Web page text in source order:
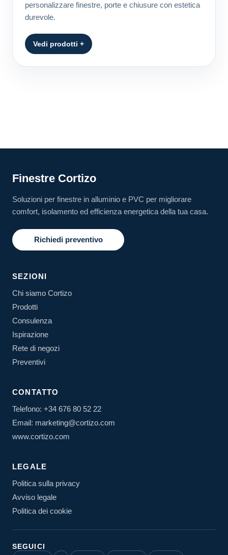
personalizzare finestre, porte e chiusure con estetica
durevole.
Vedi prodotti +
Finestre Cortizo
Soluzioni per finestre in alluminio e PVC per migliorare
comfort, isolamento ed efficienza energetica della tua casa.
Richiedi preventivo
SEZIONI
Chi siamo Cortizo
Prodotti
Consulenza
Ispirazione
Rete di negozi
Preventivi
CONTATTO
Telefono: +34 676 80 52 22
Email: marketing@cortizo.com
www.cortizo.com
LEGALE
Politica sulla privacy
Avviso legale
Politica dei cookie
SEGUICI